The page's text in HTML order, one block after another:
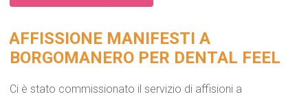
AFFISSIONE MANIFESTI A
BORGOMANERO PER DENTAL FEEL
Ci è stato commissionato il servizio di affisioni a